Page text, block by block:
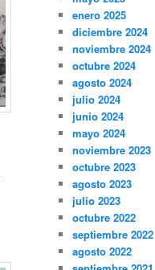
enero 2025
diciembre 2024
noviembre 2024
octubre 2024
agosto 2024
julio 2024
junio 2024
mayo 2024
noviembre 2023
octubre 2023
agosto 2023
julio 2023
octubre 2022
septiembre 2022
agosto 2022